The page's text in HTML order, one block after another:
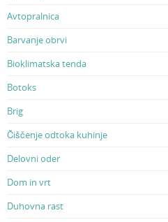
Avtopralnica
Barvanje obrvi
Bioklimatska tenda
Botoks
Brig
Čiščenje odtoka kuhinje
Delovni oder
Dom in vrt
Duhovna rast